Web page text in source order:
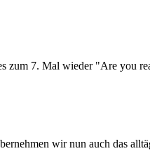
zum 7. Mal wieder "Are you
wir nun auch das